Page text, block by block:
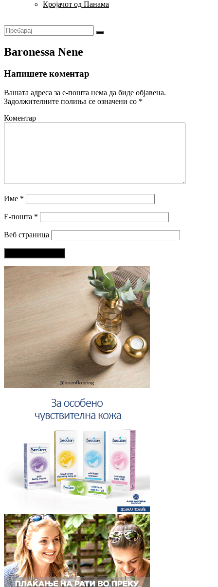
Кројачот од Панама
Baronessa Nene
Напишете коментар
Вашата адреса за е-пошта нема да биде објавена.
Задолжителните полиња се означени со *
Коментар
Име *
Е-пошта *
Веб страница